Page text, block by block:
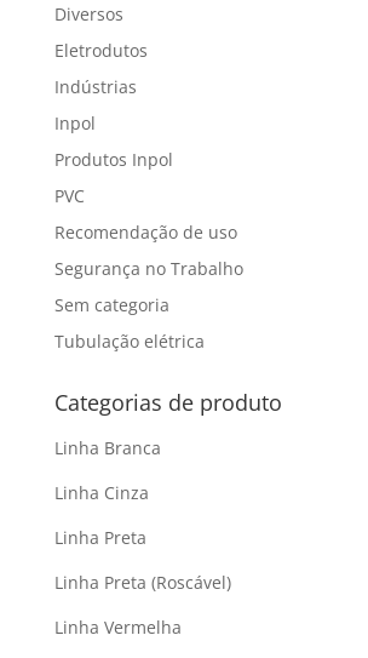
Diversos
Eletrodutos
Indústrias
Inpol
Produtos Inpol
PVC
Recomendação de uso
Segurança no Trabalho
Sem categoria
Tubulação elétrica
Categorias de produto
Linha Branca
Linha Cinza
Linha Preta
Linha Preta (Roscável)
Linha Vermelha